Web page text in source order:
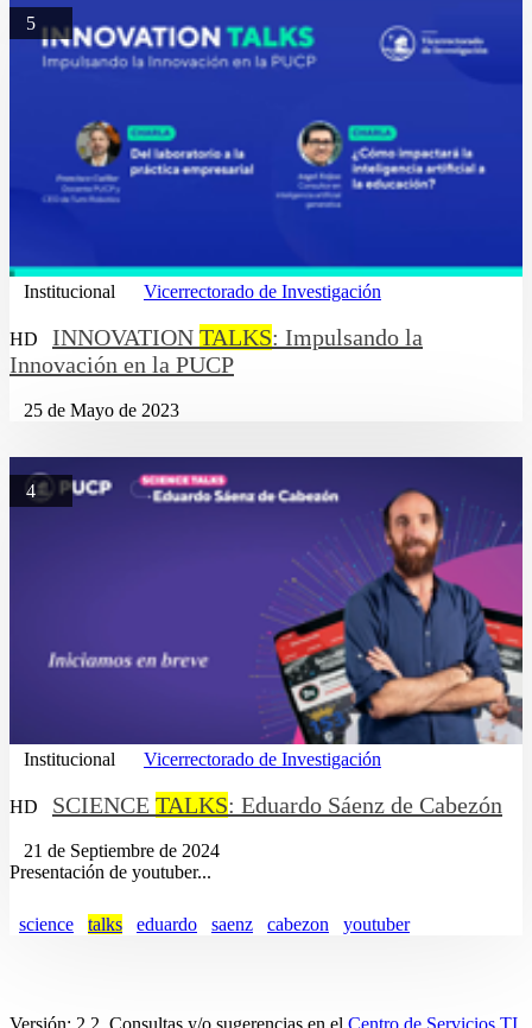
5
Institucional Vicerrectorado de Investigación
HD INNOVATION TALKS: Impulsando la
Innovación en la PUCP
25 de Mayo de 2023
4
Institucional Vicerrectorado de Investigación
HD SCIENCE TALKS: Eduardo Sáenz de Cabezón
21 de Septiembre de 2024
Presentación de youtuber...
science talks eduardo saenz cabezon youtuber
Versión: 2.2. Consultas y/o sugerencias en el Centro de Servicios TI